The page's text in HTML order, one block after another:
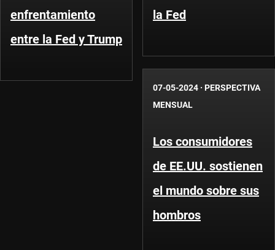
enfrentamiento
entre la Fed y Trump
la Fed
07-05-2024 · PERSPECTIVA
MENSUAL
Los consumidores
de EE.UU. sostienen
el mundo sobre sus
hombros